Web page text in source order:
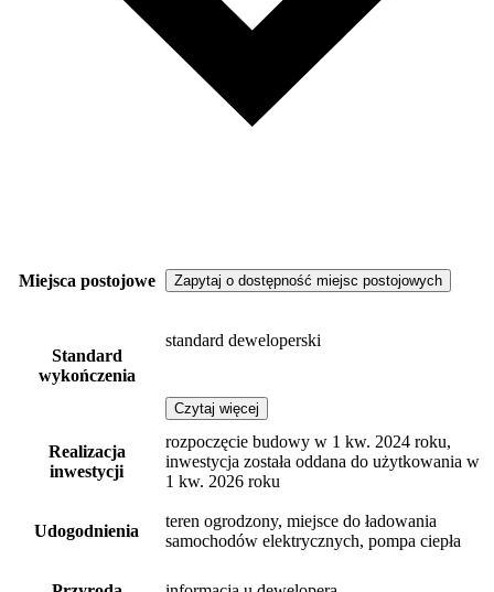
Miejsca postojowe Zapytaj o dostępność miejsc postojowych
Standard
wykończenia
standard deweloperski
Czytaj więcej
Realizacja
inwestycji
rozpoczęcie budowy w 1 kw. 2024 roku,
inwestycja została oddana do użytkowania w
1 kw. 2026 roku
Udogodnienia
teren ogrodzony, miejsce do ładowania
samochodów elektrycznych, pompa ciepła